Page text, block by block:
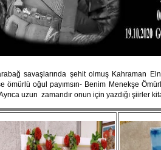
savaşlarında şehit olmuş Kahraman
ömürlü oğul payımsın- Benim Menekşe
uzun zamandır onun için yazdığı şiirler